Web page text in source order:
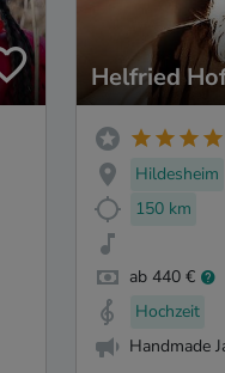
Helfried
Hildesheim
150 km
ab 440 €
Hochzeit
Handmade